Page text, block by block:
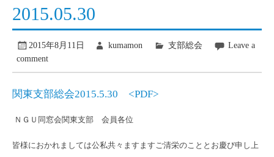
2015.05.30
2015年8月11日 kumamon 支部総会
Leave a
comment
関東支部総会2015.5.30 <PDF>
ＮＧＵ同窓会関東支部 会員各位
皆様におかれましては公私共々ますますご清栄のこととお慶び申し上